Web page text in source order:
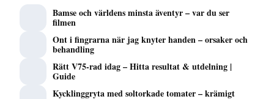
Bamse och världens minsta äventyr – var du ser
filmen
Ont i fingrarna när jag knyter handen – orsaker och
behandling
Rätt V75-rad idag – Hitta resultat & utdelning |
Guide
Kycklinggryta med soltorkade tomater – krämigt